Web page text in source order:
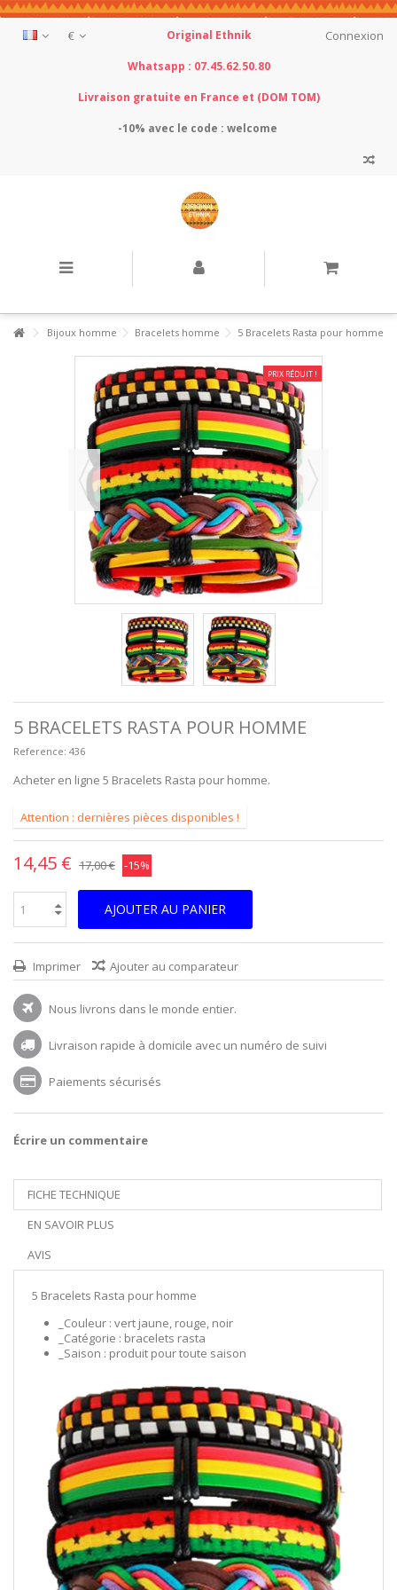
€ Connexion
Original Ethnik
Whatsapp : 07.45.62.50.80
Livraison gratuite en France et (DOM TOM)
-10% avec le code : welcome
Bijoux homme Bracelets homme 5 Bracelets Rasta pour homme
PRIX RÉDUIT !
5 BRACELETS RASTA POUR HOMME
Reference: 436
Acheter en ligne 5 Bracelets Rasta pour homme.
Attention : dernières pièces disponibles !
14,45 € 17,00 € -15%
AJOUTER AU PANIER
Imprimer Ajouter au comparateur
Nous livrons dans le monde entier.
Livraison rapide à domicile avec un numéro de suivi
Paiements sécurisés
Écrire un commentaire
FICHE TECHNIQUE
EN SAVOIR PLUS
AVIS
5 Bracelets Rasta pour homme
_Couleur : vert jaune, rouge, noir
_Catégorie : bracelets rasta
_Saison : produit pour toute saison